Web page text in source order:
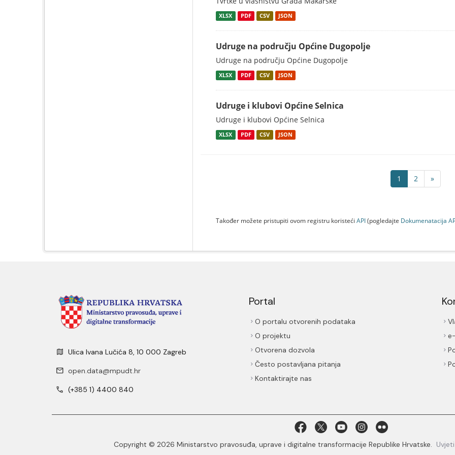
XLSX PDF CSV JSON
Udruge na području Općine Dugopolje
Udruge na području Općine Dugopolje
XLSX PDF CSV JSON
Udruge i klubovi Općine Selnica
Udruge i klubovi Općine Selnica
XLSX PDF CSV JSON
1 2 »
Također možete pristupiti ovom registru koristeći API(pogledajte Dokumenаtаcijа